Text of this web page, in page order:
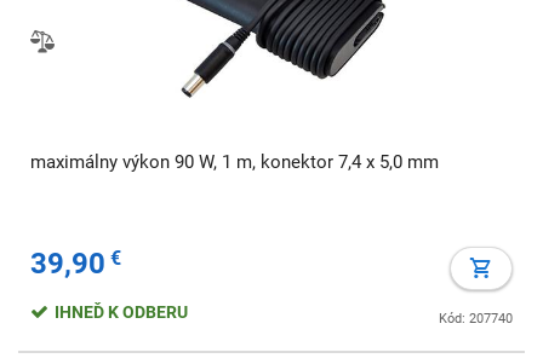
maximálny výkon 90 W, 1 m, konektor 7,4 x 5,0 mm
39,90 €
Kód: 207740
IHNEĎ K ODBERU